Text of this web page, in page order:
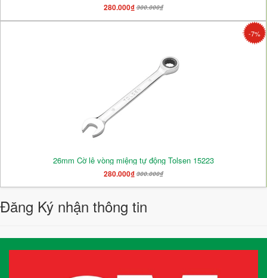
280.000₫300.000₫
-7%
26mm Cờ lê vòng miệng tự động Tolsen 15223
280.000₫300.000₫
Đăng Ký nhận thông tin